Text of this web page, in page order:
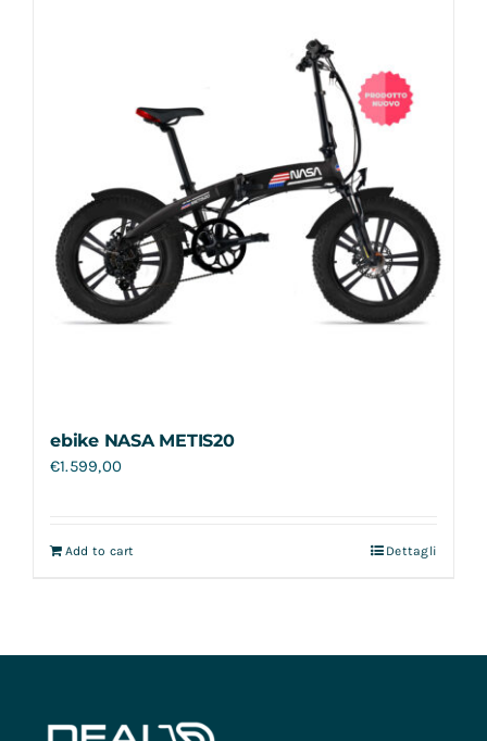
ebike NASA METIS20
€1.599,00
Add to cart Dettagli